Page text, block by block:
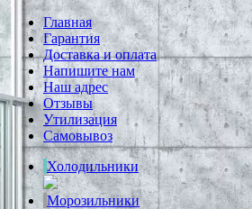
Главная
Гарантия
Доставка и оплата
Напишите нам
Наш адрес
Отзывы
Утилизация
Самовывоз
Холодильники
Морозильники